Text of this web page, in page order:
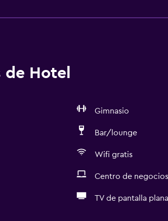
Hotel
Gimnasio
Bar/lounge
Wifi gratis
Centro de negocios
TV de pantalla plana